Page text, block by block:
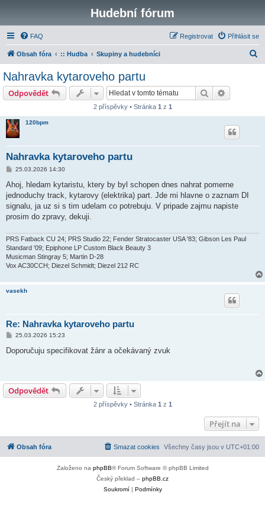
Hudební fórum
FAQ Přihlásit se
Registrovat
Obsah fóra :: Hudba Skupiny a hudebníci
Nahravka kytaroveho partu
Odpovědět Hledat
2 příspěvky • Stránka 1 z 1
120bpm
Nahravka kytaroveho partu
P
í
p
ě
v
e
25.03.2026 14:30
Ahoj, hledam kytaristu, ktery by byl schopen dnes nahrat pomerne
jednoduchy track, kytarovy (elektrika) part. Jde mi hlavne o zaznam DI
signalu, ja uz si s tim udelam co potrebuju. V pripade zajmu napiste
prosim do zpravy, dekuji.
PRS Fatback CU 24; PRS Studio 22; Fender Stratocaster USA '83; Gibson Les Paul
Standard '09; Epiphone LP Custom Black Beauty 3
Musicman Stingray 5; Martin D-28
Vox AC30CCH; Diezel Schmidt; Diezel 212 RC
vasekh
Re: Nahravka kytaroveho partu
P
í
s
e
k
25.03.2026 15:23
Doporučuju specifikovat žánr a očekávaný zvuk
Odpovědět
2 příspěvky • Stránka 1 z 1
Přejít na
Obsah fóra Všechny časy jsou v UTC+01:00
Smazat cookies
Založeno na phpBB® Forum Software © phpBB Limited
Český překlad – phpBB.cz
Soukromí| Podmínky